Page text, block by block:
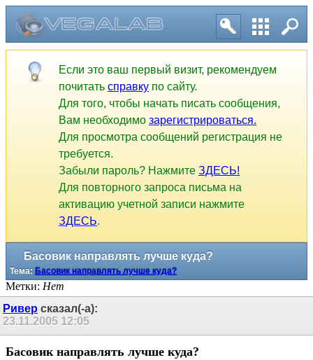
Если это ваш первый визит, рекомендуем
почитать справку по сайту.
Для того, чтобы начать писать сообщения,
Вам необходимо зарегистрироваться.
Для просмотра сообщений регистрация не
требуется.
Забыли пароль? Нажмите ЗДЕСЬ!
Для повторного запроса письма на
активацию учетной записи нажмите
ЗДЕСЬ.
Басовик направлять лучше куда?
Тема: Басовик направлять лучше куда?
Метки: Нет
Риверсказал(-а):
23.11.2005
Басовик направлять лучше куда?